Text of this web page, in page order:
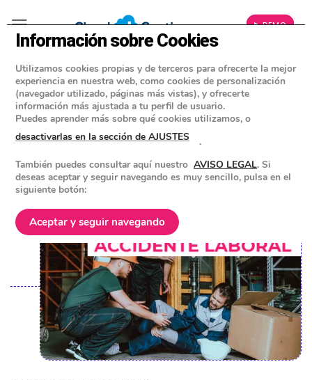
▶ DEMO
BLOG»CONSEJOS Y HERRAMIENTAS PARA EMPRESAS
Baja por accidente laboral: ¿qué
ocurre con tu nómina?
POSTED ON9 FEBRERO 2024 BYEQUIPO DE CLOUD GESTION
Información sobre Cookies
Utilizamos cookies propias y de terceros para ofrecerte la mejor
experiencia en nuestra web, como cookies de personalización
(navegador utilizado, páginas más vistas), y ofrecerte
información más ajustada a tu perfil de usuario.
Puedes aprender más sobre qué cookies utilizamos, o
desactivarlas en la sección de AJUSTES
.
También puedes consultar aquí nuestro AVISO LEGAL. Si
deseas aceptar y seguir navegando es muy sencillo, pulsa en el
siguiente botón:
Aceptar y seguir navegando